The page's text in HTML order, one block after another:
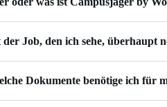
gehört zu Workwise –
und begleiten dich im
Bewerbungen verwaltest du in
der Job, den ich sehe, überhaupt
Dokumente benötige ich für